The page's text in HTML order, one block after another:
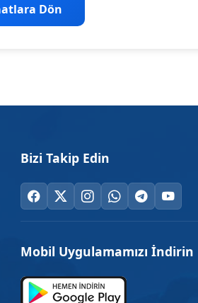
Dön
Bizi Takip Edin
Mobil Uygulamamızı İndirin